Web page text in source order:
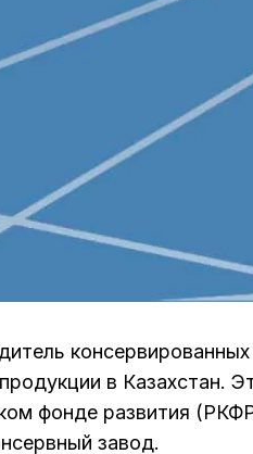
в Казахстан.
фонде развития
завод.